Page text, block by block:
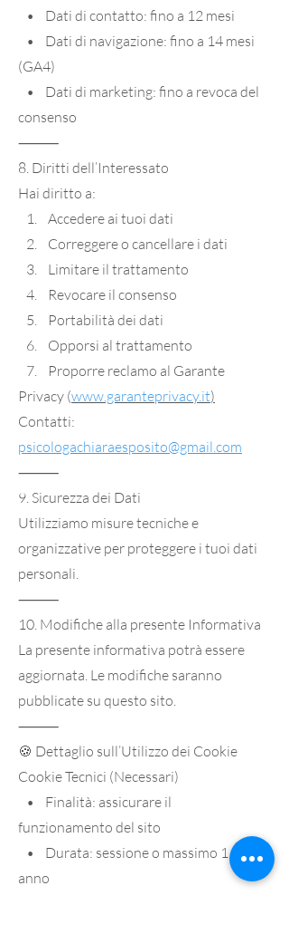
• Dati di contatto: fino a 12 mesi
• Dati di navigazione: fino a 14 mesi
(GA4)
• Dati di marketing: fino a revoca del
consenso
⸻
8. Diritti dell’Interessato
Hai diritto a:
1. Accedere ai tuoi dati
2. Correggere o cancellare i dati
3. Limitare il trattamento
4. Revocare il consenso
5. Portabilità dei dati
6. Opporsi al trattamento
7. Proporre reclamo al Garante
Privacy (www.garanteprivacy.it)
Contatti:
psicologachiaraesposito@gmail.com
⸻
9. Sicurezza dei Dati
Utilizziamo misure tecniche e
organizzative per proteggere i tuoi dati
personali.
⸻
10. Modifiche alla presente Informativa
La presente informativa potrà essere
aggiornata. Le modifiche saranno
pubblicate su questo sito.
⸻
🍪 Dettaglio sull’Utilizzo dei Cookie
Cookie Tecnici (Necessari)
• Finalità: assicurare il
funzionamento del sito
• Durata: sessione o massimo 1
anno